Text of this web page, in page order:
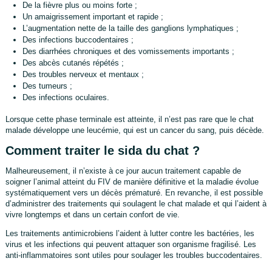
De la fièvre plus ou moins forte ;
Un amaigrissement important et rapide ;
L’augmentation nette de la taille des ganglions lymphatiques ;
Des infections buccodentaires ;
Des diarrhées chroniques et des vomissements importants ;
Des abcès cutanés répétés ;
Des troubles nerveux et mentaux ;
Des tumeurs ;
Des infections oculaires.
Lorsque cette phase terminale est atteinte, il n’est pas rare que le chat
malade développe une leucémie, qui est un cancer du sang, puis décède.
Comment traiter le sida du chat ?
Malheureusement, il n’existe à ce jour aucun traitement capable de
soigner l’animal atteint du FIV de manière définitive et la maladie évolue
systématiquement vers un décès prématuré. En revanche, il est possible
d’administrer des traitements qui soulagent le chat malade et qui l’aident à
vivre longtemps et dans un certain confort de vie.
Les traitements antimicrobiens l’aident à lutter contre les bactéries, les
virus et les infections qui peuvent attaquer son organisme fragilisé. Les
anti-inflammatoires sont utiles pour soulager les troubles buccodentaires.